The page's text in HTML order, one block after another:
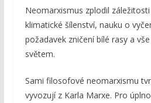
Neomarxismus zplodil
klimatické šílenství, nauku o
požadavek zničení bílé rasy a
světem.
Sami filosofové neomarxismu
vyvozují z Karla Marxe. Pro